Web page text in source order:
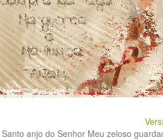
Santo anjo do Senhor Meu zeloso